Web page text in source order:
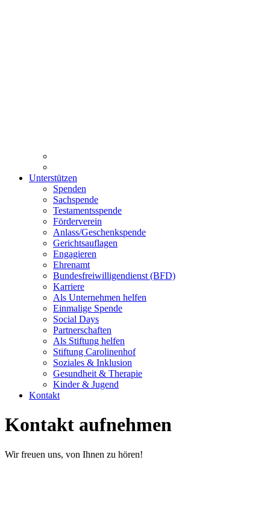
Unterstützen
Spenden
Sachspende
Testamentsspende
Förderverein
Anlass/Geschenkspende
Gerichtsauflagen
Engagieren
Ehrenamt
Bundesfreiwilligendienst (BFD)
Karriere
Als Unternehmen helfen
Einmalige Spende
Social Days
Partnerschaften
Als Stiftung helfen
Stiftung Carolinenhof
Soziales & Inklusion
Gesundheit & Therapie
Kinder & Jugend
Kontakt
Kontakt aufnehmen
Wir freuen uns, von Ihnen zu hören!